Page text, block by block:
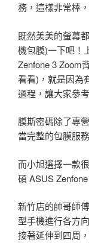
務，這樣非常棒
既然美美的螢幕
機包膜)一下吧！
Zenfone 3 Zoom
看看)，就是因為
過程，讓大家參
膜斯密碼除了專
當完整的包膜服
而小旭選擇一款
碩 ASUS
新竹店的帥哥師
型手機進行各方
接著延伸到四周